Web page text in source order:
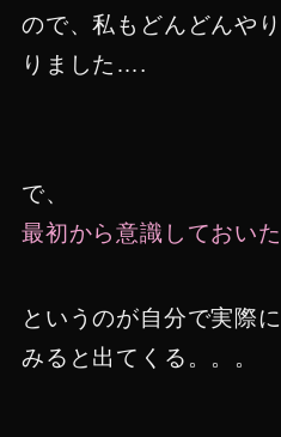
ので、私もどんどんや
りました….
で、
最初から意識しておい
というのが自分で実際
みると出てくる。。。